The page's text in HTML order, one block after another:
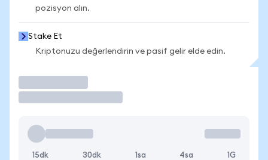
pozisyon alın.
Stake Et
Kriptonuzu değerlendirin ve pasif gelir elde edin.
15dk 30dk 1sa 4sa 1G